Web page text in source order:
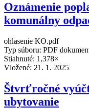
Oznámenie
komunálny
ohlasenie KO.pdf
Typ súboru: PDF
Stiahnuté: 1,378×
Vložené: 21. 1. 2025
Štvrťročné
ubytovanie